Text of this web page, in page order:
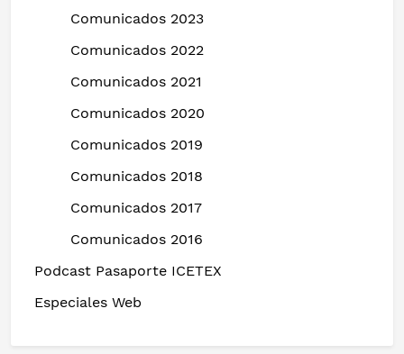
Comunicados 2023
Comunicados 2022
Comunicados 2021
Comunicados 2020
Comunicados 2019
Comunicados 2018
Comunicados 2017
Comunicados 2016
Podcast Pasaporte ICETEX
Especiales Web